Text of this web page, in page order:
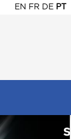
EN FR DE PT